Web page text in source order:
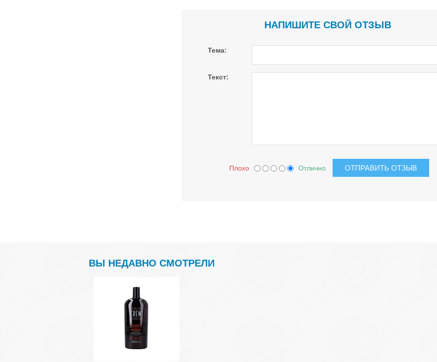
НАПИШИТЕ СВОЙ ОТЗЫВ
Тема:
Текст:
Плохо Отлично
ВЫ НЕДАВНО СМОТРЕЛИ